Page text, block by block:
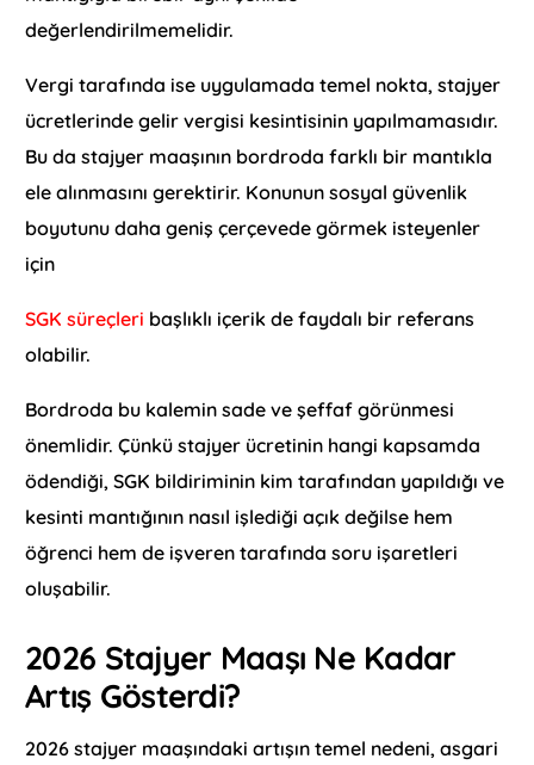
değerlendirilmemelidir.
Vergi tarafında ise uygulamada temel nokta, stajyer
ücretlerinde gelir vergisi kesintisinin yapılmamasıdır.
Bu da stajyer maaşının bordroda farklı bir mantıkla
ele alınmasını gerektirir. Konunun sosyal güvenlik
boyutunu daha geniş çerçevede görmek isteyenler
için
SGK süreçleri başlıklı içerik de faydalı bir referans
olabilir.
Bordroda bu kalemin sade ve şeffaf görünmesi
önemlidir. Çünkü stajyer ücretinin hangi kapsamda
ödendiği, SGK bildiriminin kim tarafından yapıldığı ve
kesinti mantığının nasıl işlediği açık değilse hem
öğrenci hem de işveren tarafında soru işaretleri
oluşabilir.
2026 Stajyer Maaşı Ne Kadar
Artış Gösterdi?
2026 stajyer maaşındaki artışın temel nedeni, asgari